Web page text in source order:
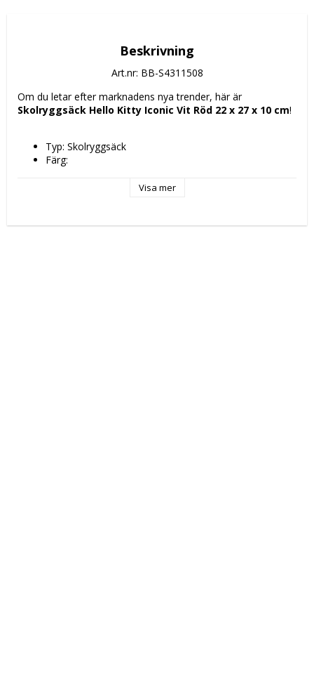
Beskrivning
Art.nr: BB-S4311508
Om du letar efter marknadens nya trender, här är
Skolryggsäck Hello Kitty Iconic Vit Röd 22 x 27 x 10 cm!
Typ: Skolryggsäck
Färg:
polypropen
Visa mer